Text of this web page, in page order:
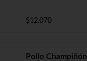
$12.070
Pollo Champiñón